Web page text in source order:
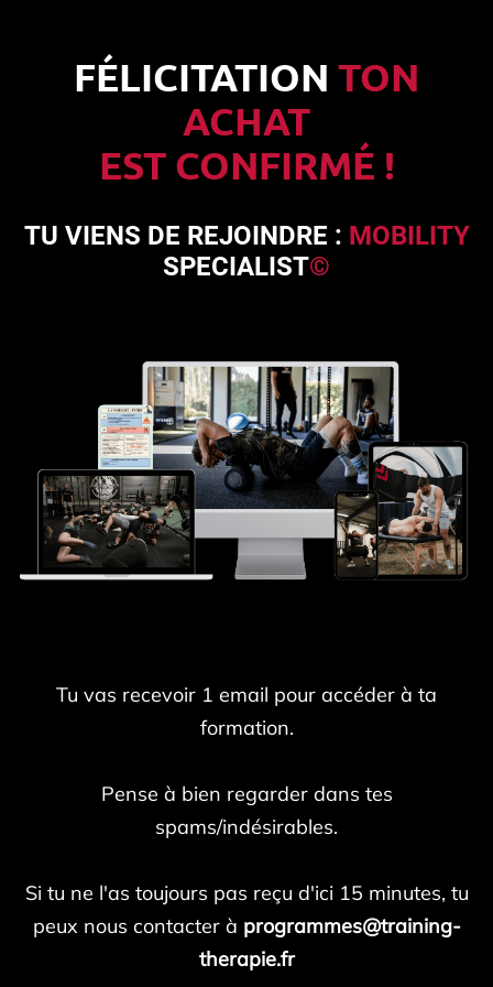
FÉLICITATION TON
ACHAT
EST CONFIRMÉ !
TU VIENS DE REJOINDRE : MOBILITY
SPECIALIST©
Tu vas recevoir 1 email pour accéder à ta
formation.
Pense à bien regarder dans tes
spams/indésirables.
Si tu ne l'as toujours pas reçu d'ici 15 minutes, tu
peux nous contacter à programmes@training-
therapie.fr